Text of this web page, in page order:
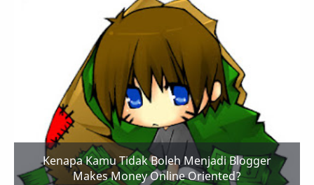
Kenapa Kamu Tidak Boleh Menjadi Blogger
Makes Money Online Oriented?